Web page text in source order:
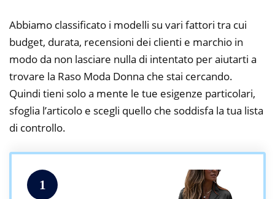
Abbiamo classificato i modelli su vari fattori tra cui
budget, durata, recensioni dei clienti e marchio in
modo da non lasciare nulla di intentato per aiutarti a
trovare la Raso Moda Donna che stai cercando.
Quindi tieni solo a mente le tue esigenze particolari,
sfoglia l’articolo e scegli quello che soddisfa la tua lista
di controllo.
1